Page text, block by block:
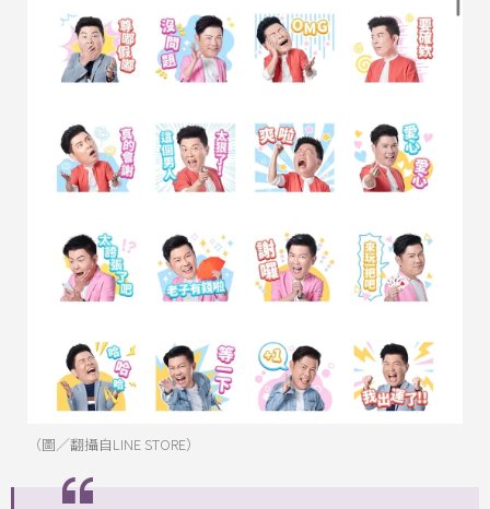
（圖／翻攝自LINE STORE）